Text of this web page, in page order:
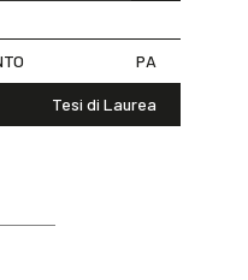
PA
Tesi di Laurea